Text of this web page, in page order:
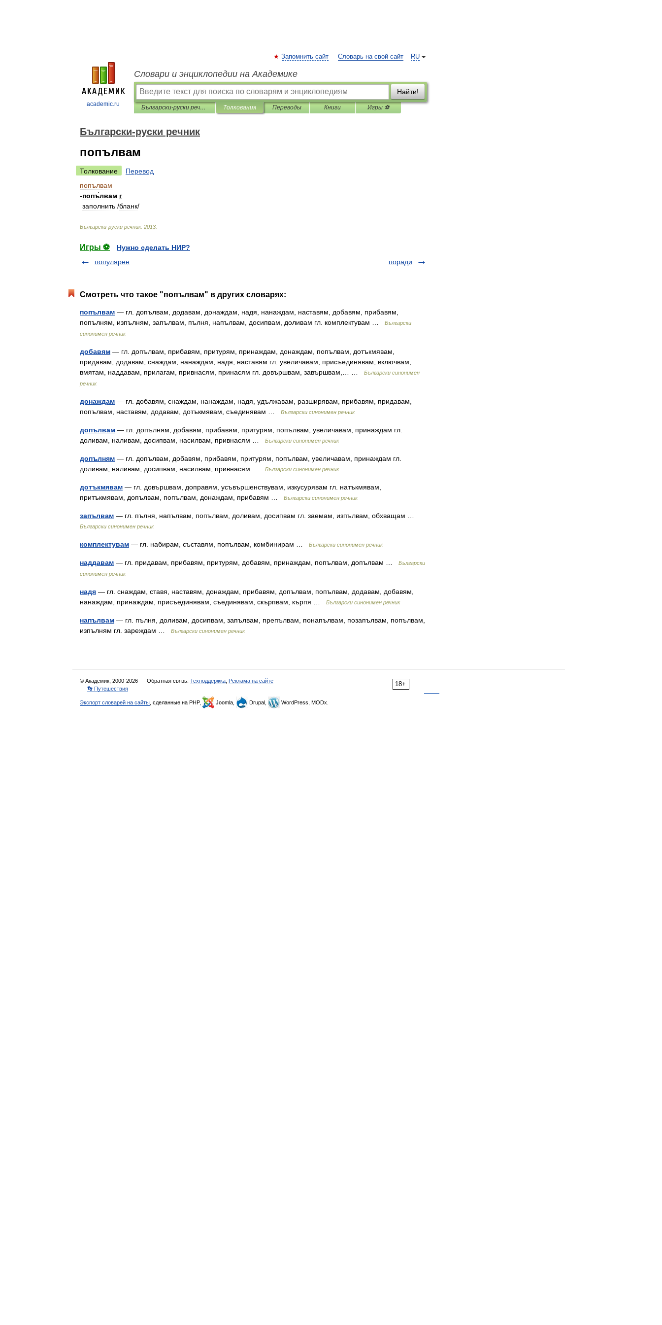
academic.ru
RU
Запомнить сайт Словарь на свой сайт
Словари и энциклопедии на Академике
Найти!
Български-руски речник Толкования Переводы Книги Игры ⚽
Български-руски речник
попълвам
Толкование
Перевод
попълвам
-попъ́лвам г
заполнить /бланк/
Български-руски речник. 2013
Игры ⚽
Нужно сделать НИР?
популярен
поради
Смотреть что такое "попълвам" в других словарях:
попълвам — гл. допълвам, додавам, донаждам, надя, нанаждам, наставям, добавям, прибавям,
попълням, изпълням, запълвам, пълня, напълвам, досипвам, доливам гл. комплектувам …
Български
синонимен речник
добавям — гл. допълвам, прибавям, притурям, принаждам, донаждам, попълвам, дотъкмявам,
придавам, додавам, снаждам, нанаждам, надя, наставям гл. увеличавам, присъединявам, включвам,
вмятам, наддавам, прилагам, привнасям, принасям гл. довършвам, завършвам,… …
Български синонимен
речник
донаждам — гл. добавям, снаждам, нанаждам, надя, удължавам, разширявам, прибавям, придавам,
попълвам, наставям, додавам, дотъкмявам, съединявам …
Български синонимен речник
допълвам — гл. допълням, добавям, прибавям, притурям, попълвам, увеличавам, принаждам гл.
доливам, наливам, досипвам, насилвам, привнасям …
Български синонимен речник
допълням — гл. допълвам, добавям, прибавям, притурям, попълвам, увеличавам, принаждам гл.
доливам, наливам, досипвам, насилвам, привнасям …
Български синонимен речник
дотъкмявам — гл. довършвам, доправям, усъвършенствувам, изкусурявам гл. натъкмявам,
притъкмявам, допълвам, попълвам, донаждам, прибавям …
Български синонимен речник
запълвам — гл. пълня, напълвам, попълвам, доливам, досипвам гл. заемам, изпълвам, обхващам …
Български синонимен речник
комплектувам — гл. набирам, съставям, попълвам, комбинирам … Български синонимен речник
наддавам — гл. придавам, прибавям, притурям, добавям, принаждам, попълвам, допълвам …
Български
синонимен речник
надя — гл. снаждам, ставя, наставям, донаждам, прибавям, допълвам, попълвам, додавам, добавям,
нанаждам, принаждам, присъединявам, съединявам, скърпвам, кърпя …
Български синонимен речник
напълвам — гл. пълня, доливам, досипвам, запълвам, препълвам, понапълвам, позапълвам, попълвам,
изпълням гл. зареждам …
Български синонимен речник
18+
© Академик, 2000-2026 Обратная связь: Техподдержка Реклама на сайте
👣 Путешествия
Экспорт словарей на сайты , сделанные на PHP, Joomla, Drupal, WordPress, MODx.